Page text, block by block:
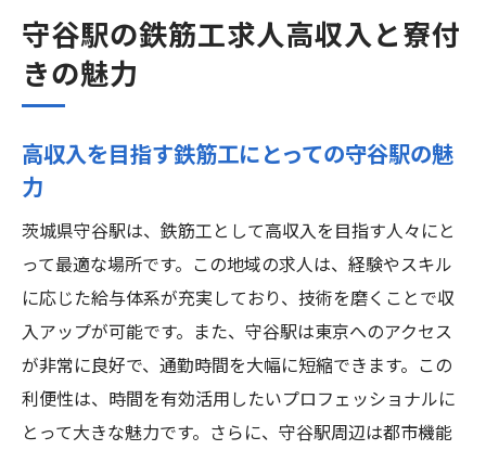
イント
守谷駅エリアでの求人種類と選び方
地域密着型の求人で得られる生活の質
守谷駅の発展と鉄筋工の需要の関係
未来のキャリアと収入アップの秘訣
鉄筋工としてのスキルが求められる現場
守谷駅での働き方の多様性
鉄筋工求人における寮付きのメリット
高収入を狙うなら守谷駅鉄筋工寮付き求人の利
点
守谷駅の鉄筋工求人高収入と寮付
きの魅力
高収入を目指す鉄筋工にとっての守谷駅の魅
力
茨城県守谷駅は、鉄筋工として高収入を目指す人々にと
って最適な場所です。この地域の求人は、経験やスキル
に応じた給与体系が充実しており、技術を磨くことで収
入アップが可能です。また、守谷駅は東京へのアクセス
が非常に良好で、通勤時間を大幅に短縮できます。この
利便性は、時間を有効活用したいプロフェッショナルに
とって大きな魅力です。さらに、守谷駅周辺は都市機能